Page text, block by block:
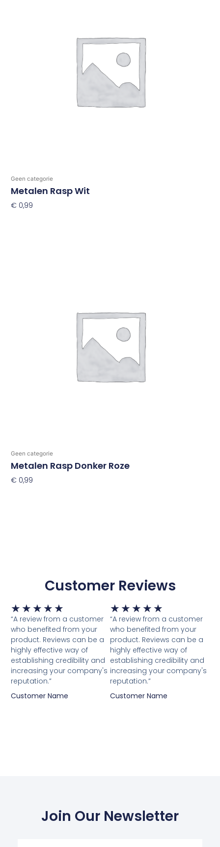
Geen categorie
Metalen Rasp Wit
€ 0,99
Geen categorie
Metalen Rasp Donker Roze
€ 0,99
Customer Reviews
★ ★ ★ ★ ★ Waardering
5
van
5
“A review from a customer
who benefited from your
product. Reviews can be a
highly effective way of
establishing credibility and
increasing your company's
reputation.”
Customer Name
★ ★ ★ ★ ★
5
van
5
“A review from a customer
who benefited from your
product. Reviews can be a
highly effective way of
establishing credibility and
increasing your company's
reputation.”
Customer Name
Join Our Newsletter